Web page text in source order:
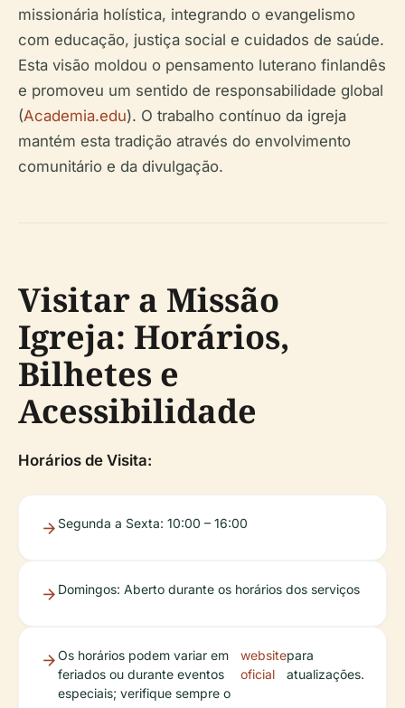
missionária holística, integrando o evangelismo
com educação, justiça social e cuidados de saúde.
Esta visão moldou o pensamento luterano finlandês
e promoveu um sentido de responsabilidade global
(Academia.edu). O trabalho contínuo da igreja
mantém esta tradição através do envolvimento
comunitário e da divulgação.
Visitar a Missão
Igreja: Horários,
Bilhetes e
Acessibilidade
Horários de Visita:
Segunda a Sexta: 10:00 – 16:00
Domingos: Aberto durante os horários dos serviços
Os horários podem variar em
feriados ou durante eventos
especiais; verifique sempre o
website
oficial
para
atualizações.